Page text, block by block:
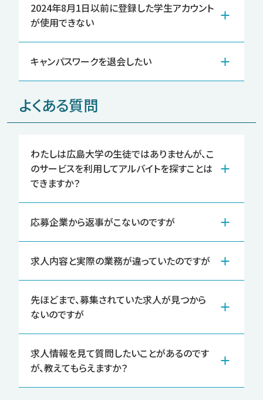
2024年8月1日以前に登録した学生アカウント
が使用できない
キャンパスワークを退会したい
よくある質問
わたしは広島大学の生徒ではありませんが、こ
のサービスを利用してアルバイトを探すことは
できますか？
応募企業から返事がこないのですが
求人内容と実際の業務が違っていたのですが
先ほどまで、募集されていた求人が見つから
ないのですが
求人情報を見て質問したいことがあるのです
が、教えてもらえますか？